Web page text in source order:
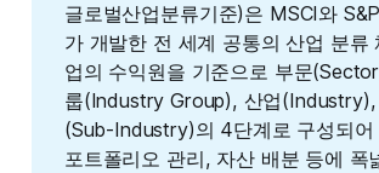
글로벌산업분류기준)은 MSCI와
가 개발한 전 세계 공통의 산업 분류
업의 수익원을 기준으로 부문
룹(Industry Group), 산업(Industry),
(Sub-Industry)의 4단계로 구성되어
포트폴리오 관리, 자산 배분 등에 폭